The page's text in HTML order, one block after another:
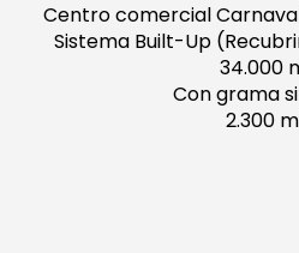
Centro comercial
Sistema Built-Up
34.000
Con grama
2.300